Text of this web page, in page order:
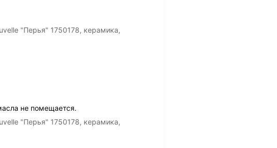
"Перья" 1750178, керамика,
не помещается.
"Перья" 1750178, керамика,